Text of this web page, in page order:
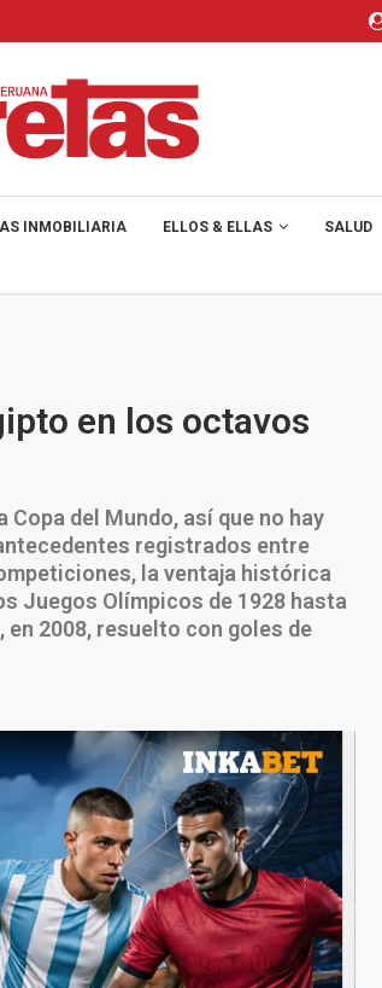
INMOBILIARIA ELLOS & ELLAS SALUD
en los octavos
del Mundo, así que no hay
registrados entre
la ventaja histórica
Juegos Olímpicos de 1928 hasta
2008, resuelto con goles de